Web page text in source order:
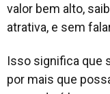
valor bem alto,
atrativa, e sem
Isso significa que
por mais que